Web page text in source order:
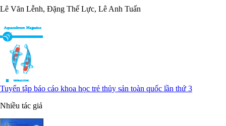
Lê Văn Lễnh, Đặng Thế Lực, Lê Anh Tuấn
Tuyển tập báo cáo khoa học trẻ thủy sản toàn quốc lần thứ 3
Nhiều tác giả